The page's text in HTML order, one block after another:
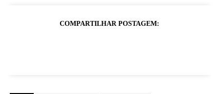
COMPARTILHAR POSTAGEM: